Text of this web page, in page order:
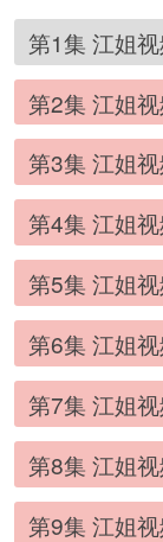
第1集 江姐
第2集 江姐
第3集 江姐
第4集 江姐
第5集 江姐
第6集 江姐
第7集 江姐
第8集 江姐
第9集 江姐